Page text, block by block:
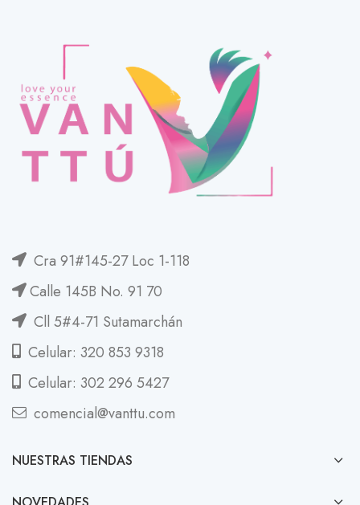
Cra 91#145-27 Loc 1-118
Calle 145B No. 91 70
Cll 5#4-71 Sutamarchán
Celular: 320 853 9318
Celular: 302 296 5427
comencial@vanttu.com
NUESTRAS TIENDAS